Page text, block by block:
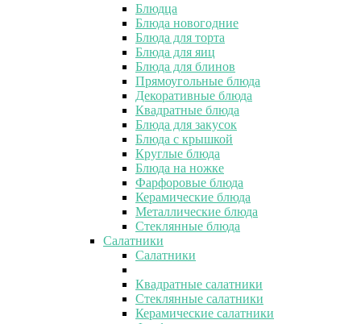
Блюдца
Блюда новогодние
Блюда для торта
Блюда для яиц
Блюда для блинов
Прямоугольные блюда
Декоративные блюда
Квадратные блюда
Блюда для закусок
Блюда с крышкой
Круглые блюда
Блюда на ножке
Фарфоровые блюда
Керамические блюда
Металлические блюда
Стеклянные блюда
Салатники
Салатники
Квадратные салатники
Стеклянные салатники
Керамические салатники